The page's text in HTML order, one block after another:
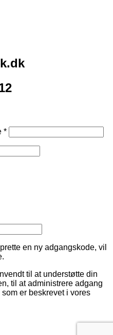
*
en ny adgangskode, vil
til at understøtte din
til at administrere adgang
er beskrevet i vores